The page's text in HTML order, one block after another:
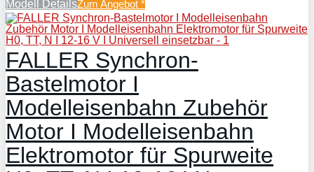
Modell DetailsZum Angebot *
FALLER Synchron-
Bastelmotor I
Modelleisenbahn Zubehör
Motor I Modelleisenbahn
Elektromotor für Spurweite